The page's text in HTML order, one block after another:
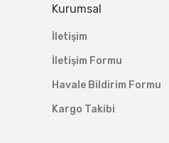
Kurumsal
İletişim
İletişim Formu
Havale Bildirim Formu
Kargo Takibi